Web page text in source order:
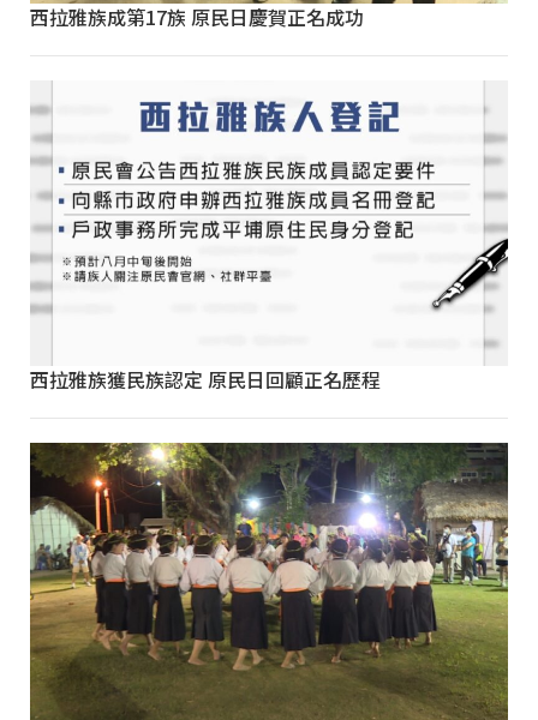
西拉雅族成第17族 原民日慶賀正名成功
西拉雅族獲民族認定 原民日回顧正名歷程